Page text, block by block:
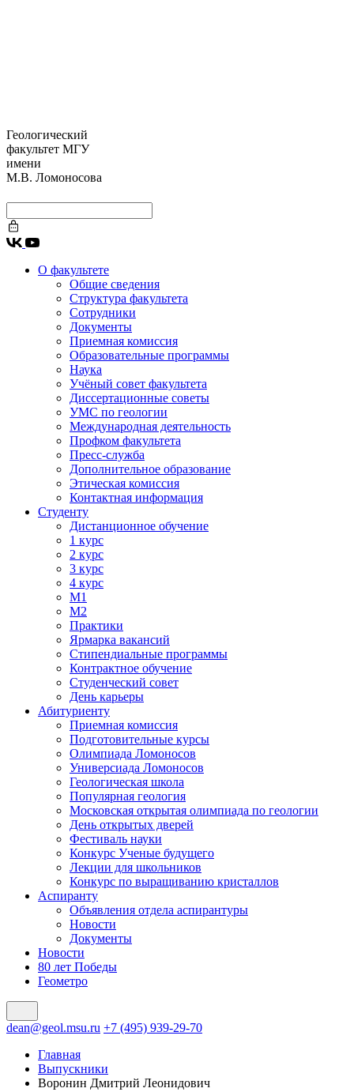
Геологический
факультет МГУ
имени
М.В. Ломоносова
О факультете
Общие сведения
Структура факультета
Сотрудники
Документы
Приемная комиссия
Образовательные программы
Наука
Учёный совет факультета
Диссертационные советы
УМС по геологии
Международная деятельность
Профком факультета
Пресс-служба
Дополнительное образование
Этическая комиссия
Контактная информация
Студенту
Дистанционное обучение
1 курс
2 курс
3 курс
4 курс
М1
М2
Практики
Ярмарка вакансий
Стипендиальные программы
Контрактное обучение
Студенческий совет
День карьеры
Абитуриенту
Приемная комиссия
Подготовительные курсы
Олимпиада Ломоносов
Универсиада Ломоносов
Геологическая школа
Популярная геология
Московская открытая олимпиада по геологии
День открытых дверей
Фестиваль науки
Конкурс Ученые будущего
Лекции для школьников
Конкурс по выращиванию кристаллов
Аспиранту
Объявления отдела аспирантуры
Новости
Документы
Новости
80 лет Победы
Геометро
dean@geol.msu.ru +7 (495) 939-29-70
Главная
Выпускники
Воронин Дмитрий Леонидович